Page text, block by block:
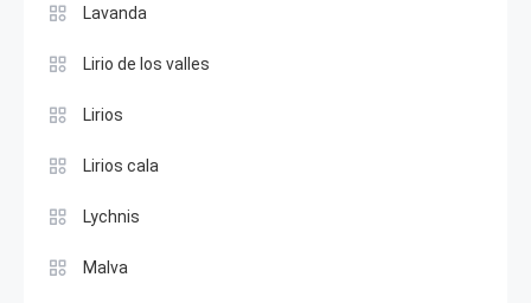
Lavanda
Lirio de los valles
Lirios
Lirios cala
Lychnis
Malva